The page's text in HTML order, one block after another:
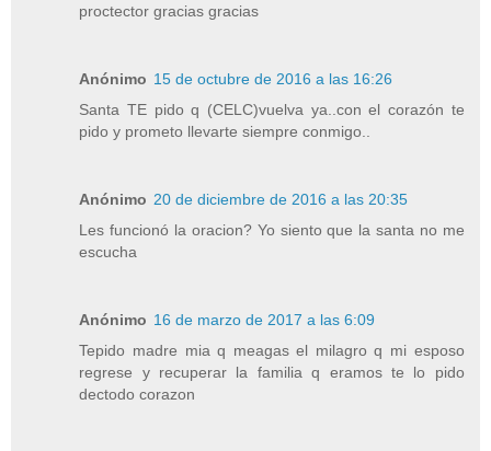
proctector gracias gracias
Anónimo 15 de octubre de 2016 a las 16:26
Santa TE pido q (CELC)vuelva ya..con el corazón te
pido y prometo llevarte siempre conmigo..
Anónimo 20 de diciembre de 2016 a las 20:35
Les funcionó la oracion? Yo siento que la santa no me
escucha
Anónimo 16 de marzo de 2017 a las 6:09
Tepido madre mia q meagas el milagro q mi esposo
regrese y recuperar la familia q eramos te lo pido
dectodo corazon